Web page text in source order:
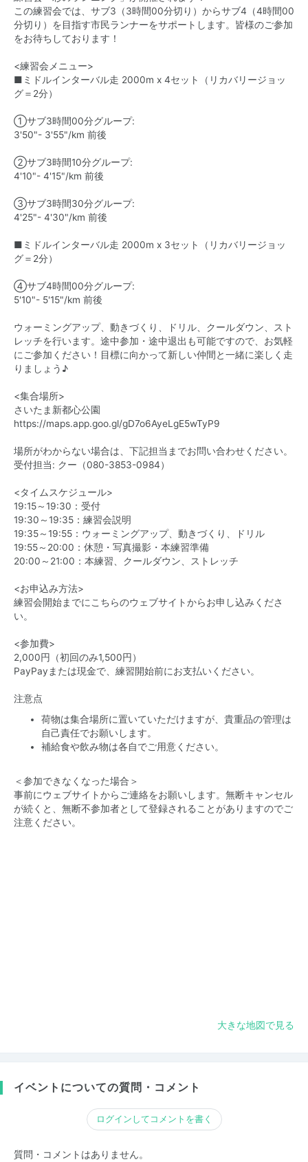
この練習会では、サブ3（3時間00分切り）からサブ4（4時間00
分切り）を目指す市民ランナーをサポートします。皆様のご参加
をお待ちしております！
<練習会メニュー>
■ミドルインターバル走 2000m x 4セット（リカバリージョッ
グ＝2分）
①サブ3時間00分グループ:
3'50"- 3'55"/km 前後
②サブ3時間10分グループ:
4'10"- 4'15"/km 前後
③サブ3時間30分グループ:
4'25"- 4'30"/km 前後
■ミドルインターバル走 2000m x 3セット（リカバリージョッ
グ＝2分）
④サブ4時間00分グループ:
5'10"- 5'15"/km 前後
ウォーミングアップ、動きづくり、ドリル、クールダウン、スト
レッチを行います。途中参加・途中退出も可能ですので、お気軽
にご参加ください！目標に向かって新しい仲間と一緒に楽しく走
りましょう♪
<集合場所>
さいたま新都心公園
https://maps.app.goo.gl/gD7o6AyeLgE5wTyP9
場所がわからない場合は、下記担当までお問い合わせください。
受付担当: クー（080-3853-0984）
<タイムスケジュール>
19:15～19:30：受付
19:30～19:35：練習会説明
19:35～19:55：ウォーミングアップ、動きづくり、ドリル
19:55～20:00：休憩・写真撮影・本練習準備
20:00～21:00：本練習、クールダウン、ストレッチ
<お申込み方法>
練習会開始までにこちらのウェブサイトからお申し込みくださ
い。
<参加費>
2,000円（初回のみ1,500円）
PayPayまたは現金で、練習開始前にお支払いください。
注意点
荷物は集合場所に置いていただけますが、貴重品の管理は
自己責任でお願いします。
補給食や飲み物は各自でご用意ください。
＜参加できなくなった場合＞
事前にウェブサイトからご連絡をお願いします。無断キャンセル
が続くと、無断不参加者として登録されることがありますのでご
注意ください。
大きな地図で見る
イベントについての質問・コメント
ログインしてコメントを書く
質問・コメントはありません。